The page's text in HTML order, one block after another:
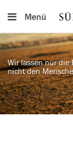
Menü
Wir lassen nur die
nicht den